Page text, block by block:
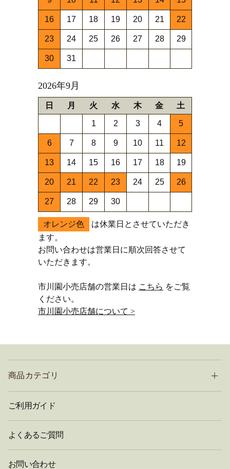
16 17 18 19 20 21 22
23 24 25 26 27 28 29
30 31
2026年9月
日 月 火 水 木 金 土
1 2 3 4 5
6 7 8 9 10 11 12
13 14 15 16 17 18 19
20 21 22 23 24 25 26
27 28 29 30
オレンジ色
は休業日とさせていただき
ます。
お問い合わせは営業日に順次回答させて
いただきます。
市川園小売店舗の営業日は こちら をご覧
ください。
市川園小売店舗について >
商品カテゴリ
ご利用ガイド
よくあるご質問
お問い合わせ